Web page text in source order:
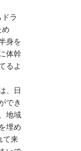
ラ
め
身を
体幹
るよ
、日
でき
地域
埋め
て来